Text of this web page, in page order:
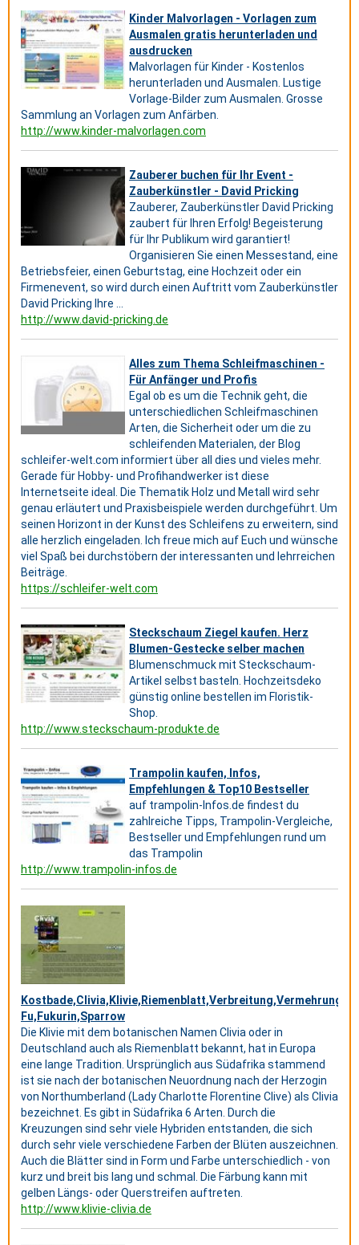
Kinder Malvorlagen - Vorlagen zum
Ausmalen gratis herunterladen und
ausdrucken
Malvorlagen für Kinder - Kostenlos
herunterladen und Ausmalen. Lustige
Vorlage-Bilder zum Ausmalen. Grosse
Sammlung an Vorlagen zum Anfärben.
http://www.kinder-malvorlagen.com
Zauberer buchen für Ihr Event -
Zauberkünstler - David Pricking
Zauberer, Zauberkünstler David Pricking
zaubert für Ihren Erfolg! Begeisterung
für Ihr Publikum wird garantiert!
Organisieren Sie einen Messestand, eine
Betriebsfeier, einen Geburtstag, eine Hochzeit oder ein
Firmenevent, so wird durch einen Auftritt vom Zauberkünstler
David Pricking Ihre ...
http://www.david-pricking.de
Alles zum Thema Schleifmaschinen -
Für Anfänger und Profis
Egal ob es um die Technik geht, die
unterschiedlichen Schleifmaschinen
Arten, die Sicherheit oder um die zu
schleifenden Materialen, der Blog
schleifer-welt.com informiert über all dies und vieles mehr.
Gerade für Hobby- und Profihandwerker ist diese
Internetseite ideal. Die Thematik Holz und Metall wird sehr
genau erläutert und Praxisbeispiele werden durchgeführt. Um
seinen Horizont in der Kunst des Schleifens zu erweitern, sind
alle herzlich eingeladen. Ich freue mich auf Euch und wünsche
viel Spaß bei durchstöbern der interessanten und lehrreichen
Beiträge.
https://schleifer-welt.com
Steckschaum Ziegel kaufen. Herz
Blumen-Gestecke selber machen
Blumenschmuck mit Steckschaum-
Artikel selbst basteln. Hochzeitsdeko
günstig online bestellen im Floristik-
Shop.
http://www.steckschaum-produkte.de
Trampolin kaufen, Infos,
Empfehlungen & Top10 Bestseller
auf trampolin-Infos.de findest du
zahlreiche Tipps, Trampolin-Vergleiche,
Bestseller und Empfehlungen rund um
das Trampolin
http://www.trampolin-infos.de
Fu,Fukurin,Sparrow
Die Klivie mit dem botanischen Namen Clivia oder in
Deutschland auch als Riemenblatt bekannt, hat in Europa
eine lange Tradition. Ursprünglich aus Südafrika stammend
ist sie nach der botanischen Neuordnung nach der Herzogin
von Northumberland (Lady Charlotte Florentine Clive) als Clivia
bezeichnet. Es gibt in Südafrika 6 Arten. Durch die
Kreuzungen sind sehr viele Hybriden entstanden, die sich
durch sehr viele verschiedene Farben der Blüten auszeichnen.
Auch die Blätter sind in Form und Farbe unterschiedlich - von
kurz und breit bis lang und schmal. Die Färbung kann mit
gelben Längs- oder Querstreifen auftreten.
http://www.klivie-clivia.de